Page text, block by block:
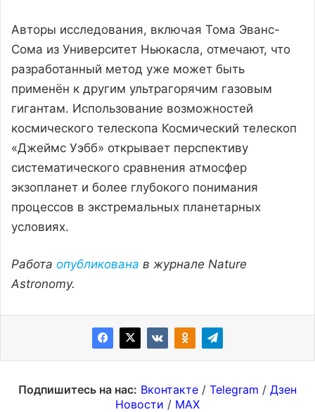
Авторы исследования, включая Тома Эванс-
Сома из Университет Ньюкасла, отмечают, что
разработанный метод уже может быть
применён к другим ультрагорячим газовым
гигантам. Использование возможностей
космического телескопа Космический телескоп
«Джеймс Уэбб» открывает перспективу
систематического сравнения атмосфер
экзопланет и более глубокого понимания
процессов в экстремальных планетарных
условиях.
Работа опубликована в журнале Nature
Astronomy.
Подпишитесь на нас: Вконтакте / Telegram / Дзен
Новости / MAX